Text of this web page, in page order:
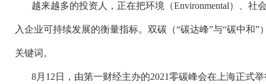
越来越多的投资人，正在把环境（Environmental）、社
入企业可持续发展的衡量指标。双碳（“碳达峰”与“碳中和
关键词。
8月12日，由第一财经主办的2021零碳峰会在上海正式